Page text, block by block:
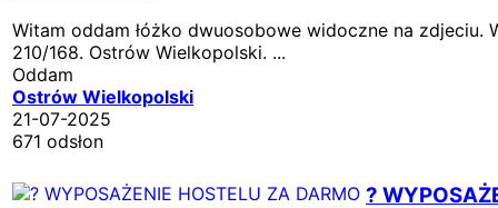
Witam oddam łóżko dwuosobowe widoczne na zdjeciu.
210/168. Ostrów Wielkopolski. ...
Oddam
Ostrów Wielkopolski
21-07-2025
671 odsłon
?